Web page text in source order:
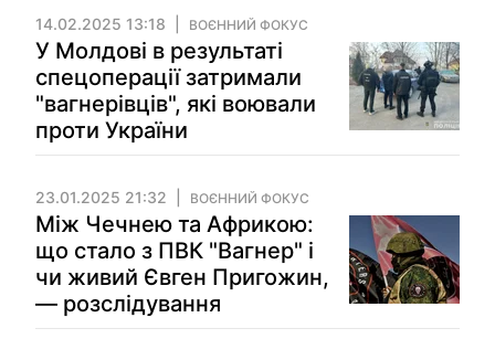
14.02.2025 13:18 ВОЄННИЙ ФОКУС
У Молдові в результаті
спецоперації затримали
"вагнерівців", які воювали
проти України
23.01.2025 21:32 ВОЄННИЙ ФОКУС
Між Чечнею та Африкою:
що стало з ПВК "Вагнер" і
чи живий Євген Пригожин,
— розслідування